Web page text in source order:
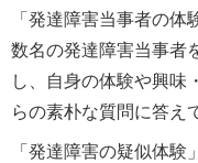
「発達障害当事者の体
数名の発達障害当事者
し、自身の体験や興味
らの素朴な質問に答え
「発達障害の疑似体験」